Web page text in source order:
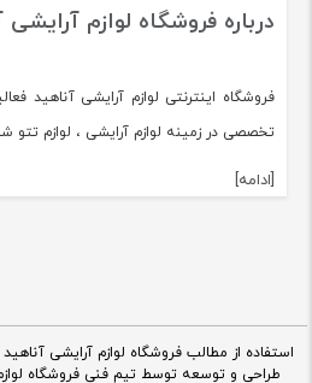
درباره فروشگاه لوازم
تخصصی در زمینه لوازم آرایشی ، لوازم تتو
[ادامه]
استفاده از مطالب فروشگاه لوازم آرایشی
طراحی و توسعه توسط تیم فنی فروشگاه